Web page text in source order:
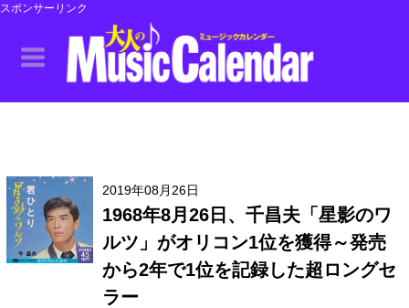
スポンサーリンク
2019年08月26日
1968年8月26日、千昌夫「星影のワ
ルツ」がオリコン1位を獲得～発売
から2年で1位を記録した超ロングセ
ラー